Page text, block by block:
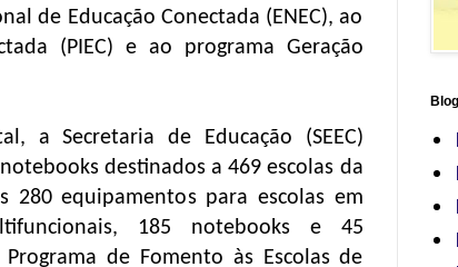
de Educação Conectada (ENEC), ao
(PIEC) e ao programa Geração
a Secretaria de Educação (SEEC)
destinados a 469 escolas da
280 equipamentos para escolas em
185 notebooks e 45
de Fomento às Escolas de